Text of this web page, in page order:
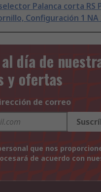
Palanca corta RS
Configuración 1 NA
día de
y ofertas
de correo
que nos
de acuerdo con